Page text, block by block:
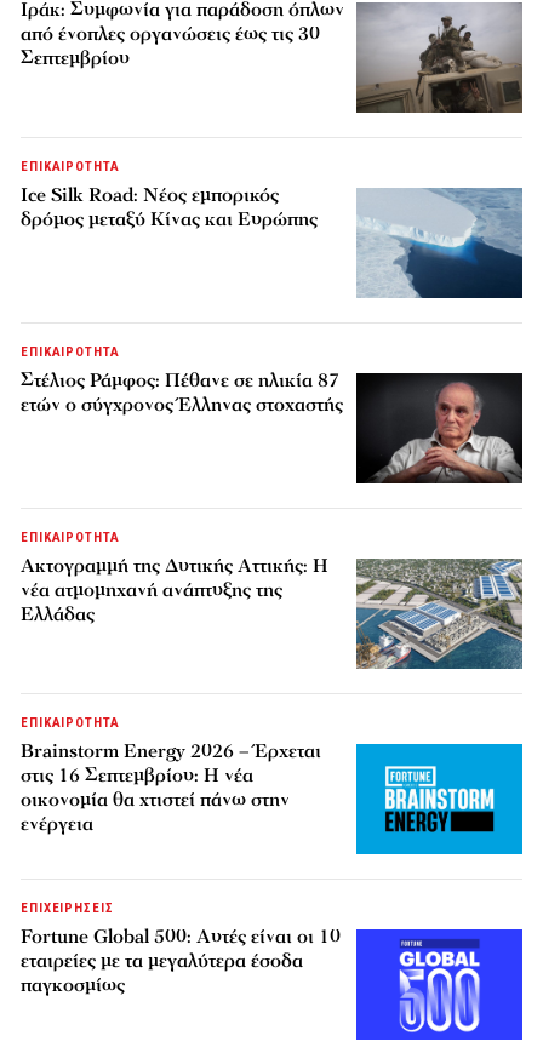
Ιράκ: Συμφωνία για παράδοση όπλων
από ένοπλες οργανώσεις έως τις 30
Σεπτεμβρίου
ΕΠΙΚΑΙΡΟΤΗΤΑ
Ice Silk Road: Nέος εμπορικός
δρόμος μεταξύ Κίνας και Ευρώπης
ΕΠΙΚΑΙΡΟΤΗΤΑ
Στέλιος Ράμφος: Πέθανε σε ηλικία 87
ετών ο σύγχρονος Έλληνας στοχαστής
ΕΠΙΚΑΙΡΟΤΗΤΑ
Ακτογραμμή της Δυτικής Αττικής: Η
νέα ατμομηχανή ανάπτυξης της
Ελλάδας
ΕΠΙΚΑΙΡΟΤΗΤΑ
Brainstorm Energy 2026 – Έρχεται
στις 16 Σεπτεμβρίου: Η νέα
οικονομία θα χτιστεί πάνω στην
ενέργεια
ΕΠΙΧΕΙΡΗΣΕΙΣ
Fortune Global 500: Αυτές είναι οι 10
εταιρείες με τα μεγαλύτερα έσοδα
παγκοσμίως